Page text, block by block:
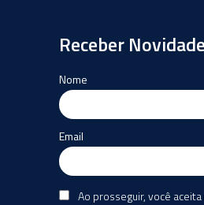
Receber
Nome
Email
Ao prosseguir, você